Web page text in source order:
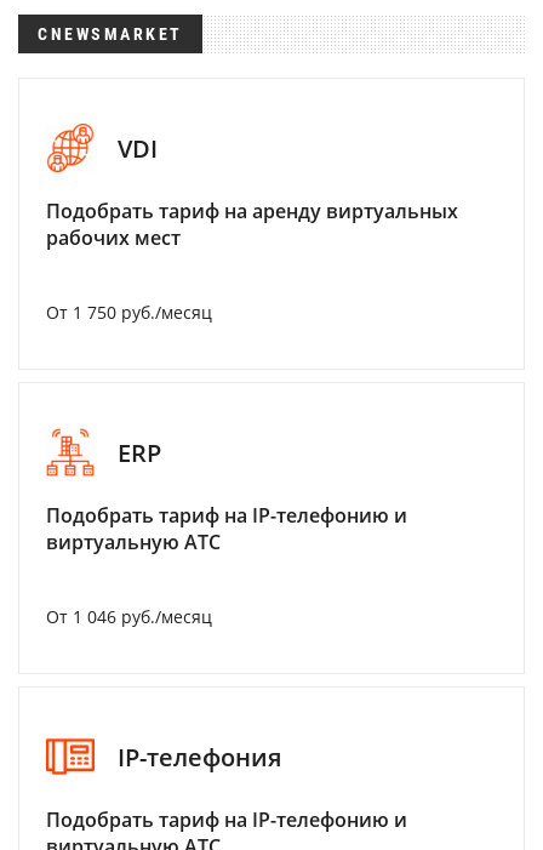
CNEWSMARKET
VDI
Подобрать тариф на аренду виртуальных
рабочих мест
От 1 750 руб./месяц
ERP
Подобрать тариф на IP-телефонию и
виртуальную АТС
От 1 046 руб./месяц
IP-телефония
Подобрать тариф на IP-телефонию и